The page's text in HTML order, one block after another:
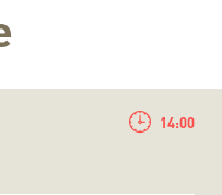
14:00